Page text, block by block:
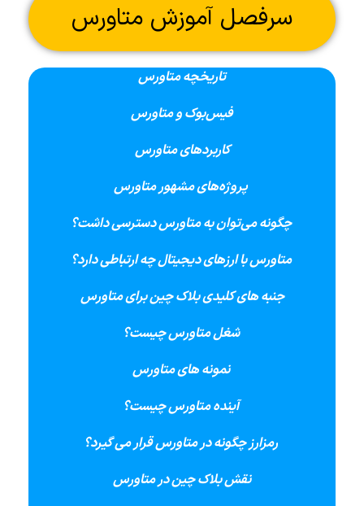
سرفصل آموزش متاورس
تاریخچه متاورس
فیس‌بوک و متاورس
کاربردهای متاورس
پروژه‌های مشهور متاورس
چگونه می‌توان به متاورس دسترسی داشت؟
متاورس با ارزهای دیجیتال چه ارتباطی دارد؟
جنبه های کلیدی بلاک چین برای متاورس
شغل متاورس چیست؟
نمونه های متاورس
آینده متاورس چیست؟
رمزارز چگونه در متاورس قرار می گیرد؟
نقش بلاک چین در متاورس